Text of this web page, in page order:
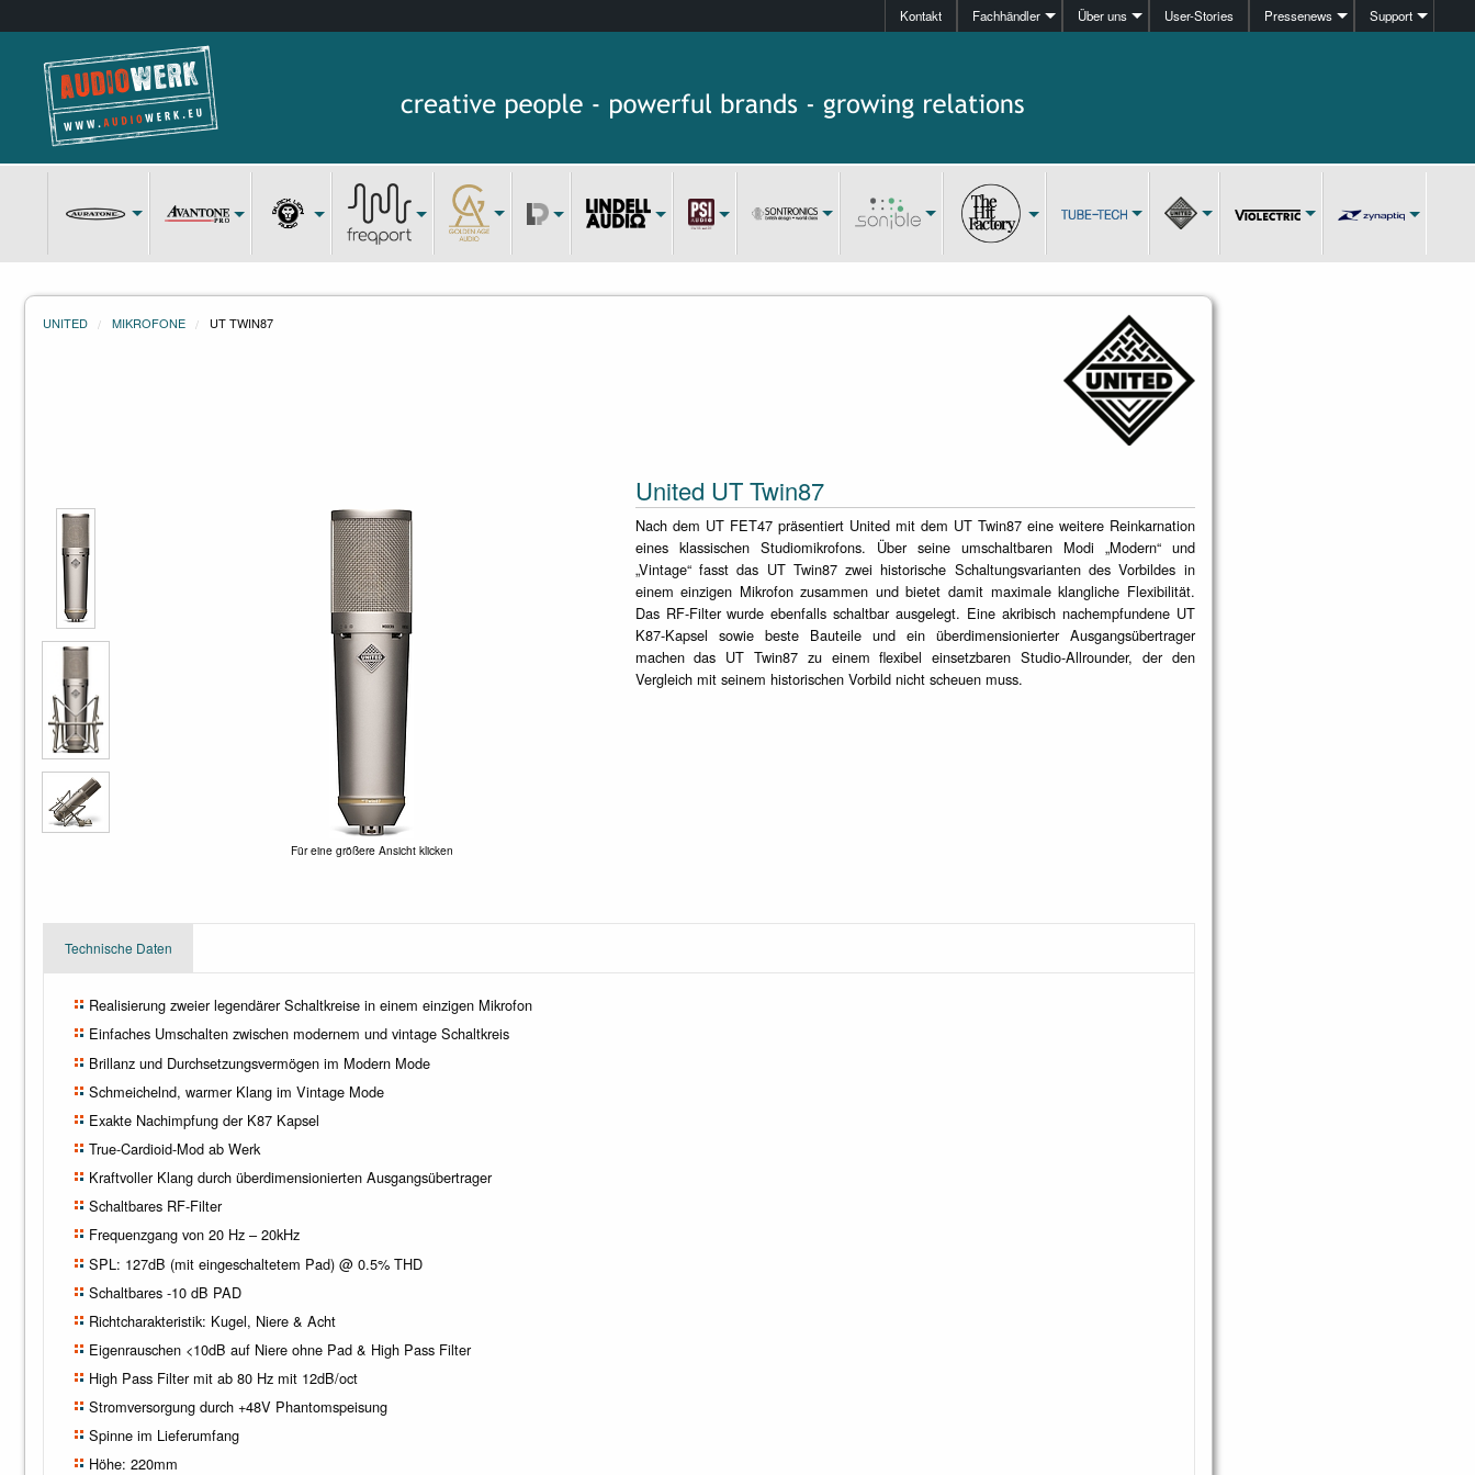
Kontakt Fachhändler Über uns User-Stories Pressenews Support
UNITED MIKROFONE UT TWIN87
Für eine größere Ansicht klicken
United UT Twin87
Nach dem UT FET47 präsentiert United mit dem UT Twin87 eine weitere Reinkarnation
eines klassischen Studiomikrofons. Über seine umschaltbaren Modi „Modern“ und
„Vintage“ fasst das UT Twin87 zwei historische Schaltungsvarianten des Vorbildes in
einem einzigen Mikrofon zusammen und bietet damit maximale klangliche Flexibilität.
Das RF-Filter wurde ebenfalls schaltbar ausgelegt. Eine akribisch nachempfundene UT
K87-Kapsel sowie beste Bauteile und ein überdimensionierter Ausgangsübertrager
machen das UT Twin87 zu einem flexibel einsetzbaren Studio-Allrounder, der den
Vergleich mit seinem historischen Vorbild nicht scheuen muss.
Technische Daten
Realisierung zweier legendärer Schaltkreise in einem einzigen Mikrofon
Einfaches Umschalten zwischen modernem und vintage Schaltkreis
Brillanz und Durchsetzungsvermögen im Modern Mode
Schmeichelnd, warmer Klang im Vintage Mode
Exakte Nachimpfung der K87 Kapsel
True-Cardioid-Mod ab Werk
Kraftvoller Klang durch überdimensionierten Ausgangsübertrager
Schaltbares RF-Filter
Frequenzgang von 20 Hz – 20kHz
SPL: 127dB (mit eingeschaltetem Pad) @ 0.5% THD
Schaltbares -10 dB PAD
Richtcharakteristik: Kugel, Niere & Acht
Eigenrauschen <10dB auf Niere ohne Pad & High Pass Filter
High Pass Filter mit ab 80 Hz mit 12dB/oct
Stromversorgung durch +48V Phantomspeisung
Spinne im Lieferumfang
Höhe: 220mm